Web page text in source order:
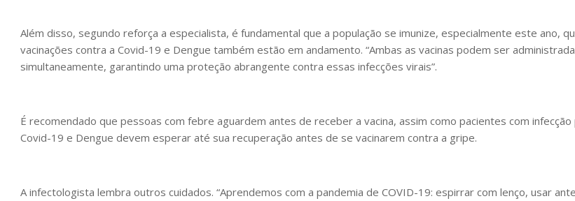
Além disso, segundo reforça a especialista, é fundamental que a população se imunize, especialmente este ano,
vacinações contra a Covid-19 e Dengue também estão em andamento. “Ambas as vacinas podem ser
simultaneamente, garantindo uma proteção abrangente contra essas infecções virais”.
É recomendado que pessoas com febre aguardem antes de receber a vacina, assim como pacientes com
Covid-19 e Dengue devem esperar até sua recuperação antes de se vacinarem contra a gripe.
A infectologista lembra outros cuidados. “Aprendemos com a pandemia de COVID-19: espirrar com lenço, usar